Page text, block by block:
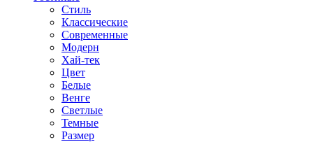
Стиль
Классические
Современные
Модерн
Хай-тек
Цвет
Белые
Венге
Светлые
Темные
Размер